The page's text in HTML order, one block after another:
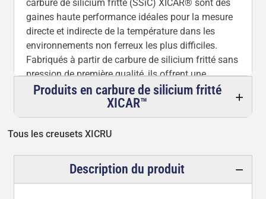
carbure de silicium fritté (SSiC) XICAR® sont des
gaines haute performance idéales pour la mesure
directe et indirecte de la température dans les
environnements non ferreux les plus difficiles.
Fabriqués à partir de carbure de silicium fritté sans
pression de première qualité, ils offrent une
stabilité thermique inégalée avec une température
de fonctionnement maximale de
et de1900 °C dans des atmosphères contrôlées,
dépassant de loin la plupart des céramiques et
Disponibles dans des longueurs allant jusqu'à
000 mmet des diamètres extérieurs allant jusqu'à
Produits en carbure de silicium fritté
XICAR™
Tous les creusets XICRU
Description du produit